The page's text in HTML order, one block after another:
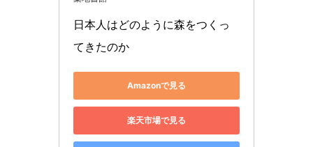
日本人はどのように森をつくっ
てきたのか
Amazonで見る
楽天市場で見る